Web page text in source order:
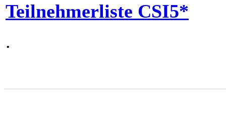
Teilnehmerliste CSI5*
.